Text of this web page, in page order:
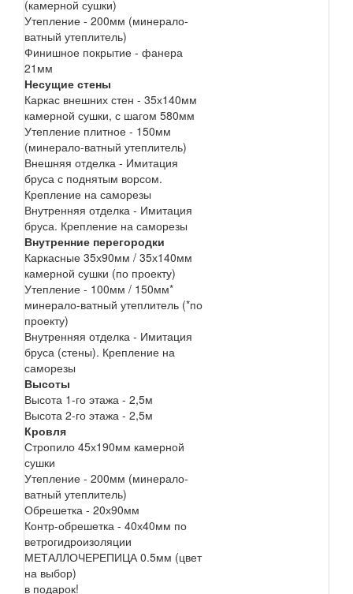
(камерной сушки)
Утепление - 200мм (минерало-
ватный утеплитель)
Финишное покрытие - фанера
21мм
Несущие стены
Каркас внешних стен - 35х140мм
камерной сушки, с шагом 580мм
Утепление плитное - 150мм
(минерало-ватный утеплитель)
Внешняя отделка - Имитация
бруса с поднятым ворсом.
Крепление на саморезы
Внутренняя отделка - Имитация
бруса. Крепление на саморезы
Внутренние перегородки
Каркасные 35х90мм / 35х140мм
камерной сушки (по проекту)
Утепление - 100мм / 150мм*
минерало-ватный утеплитель (*по
проекту)
Внутренняя отделка - Имитация
бруса (стены). Крепление на
саморезы
Высоты
Высота 1-го этажа - 2,5м
Высота 2-го этажа - 2,5м
Кровля
Стропило 45х190мм камерной
сушки
Утепление - 200мм (минерало-
ватный утеплитель)
Обрешетка - 20х90мм
Контр-обрешетка - 40х40мм по
ветрогидроизоляции
МЕТАЛЛОЧЕРЕПИЦА 0.5мм (цвет
на выбор)
в подарок!